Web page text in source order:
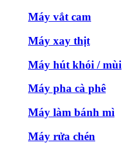
Máy vắt cam
Máy xay thịt
Máy hút khói / mùi
Máy pha cà phê
Máy làm bánh mì
Máy rửa chén